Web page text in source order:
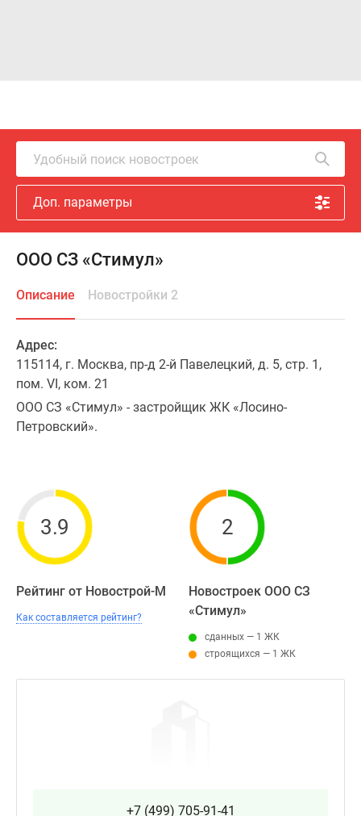
Удобный поиск новостроек
Доп. параметры
ООО СЗ «Стимул»
Описание Новостройки 2
Адрес:
115114, г. Москва, пр-д 2-й Павелецкий, д. 5, стр. 1,
пом. VI, ком. 21
ООО СЗ «Стимул» - застройщик ЖК «Лосино-
Петровский».
3.9
Рейтинг от Новострой-М
Как составляется рейтинг?
2
Новостроек ООО СЗ
«Стимул»
сданных — 1 ЖК
строящихся — 1 ЖК
+7 (499) 705-91-41